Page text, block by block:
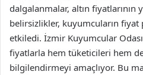
dalgalanmalar, altın
belirsizlikler, kuyumcuların fiyat
etkiledi. İzmir Kuyumcular
fiyatlarla hem tüketicileri hem
bilgilendirmeyi amaçlıyor. Bu